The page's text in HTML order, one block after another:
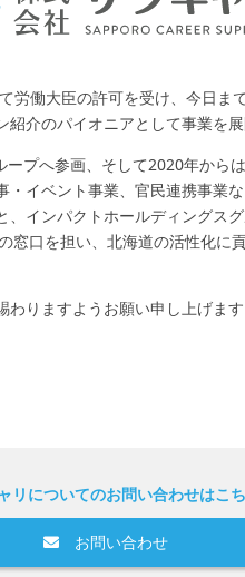
労働大臣の許可を受け、今日ま
介のパイオニアとして事業を展
プへ参画、そして2020年から
イベント事業、官民連携事業
インパクトホールディングス
口を担い、北海道の活性化に
りますようお願い申し上げます
リについてのお問い合わせはこ
お問い合わせ